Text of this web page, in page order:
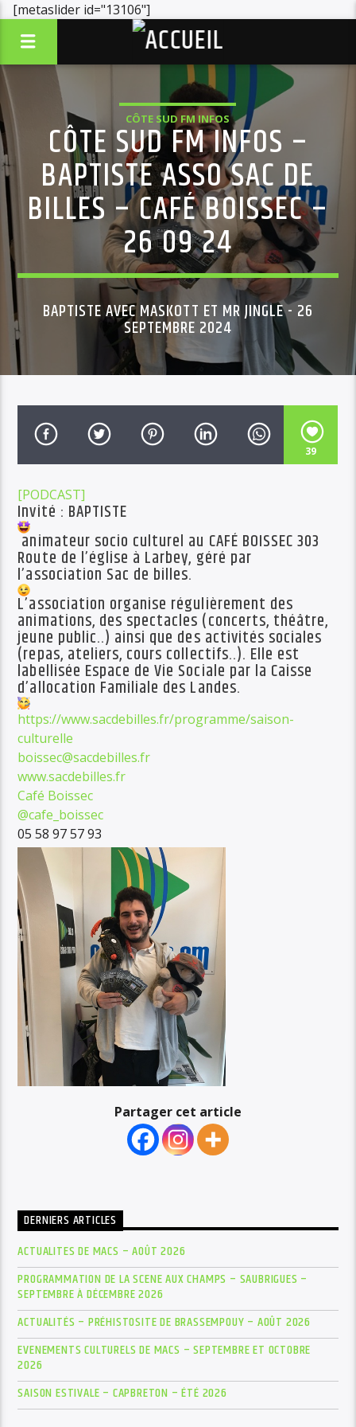
[metaslider id="13106"]
CÔTE SUD FM INFOS
CÔTE SUD FM INFOS –
BAPTISTE ASSO SAC DE
BILLES – CAFÉ BOISSEC –
26 09 24
BAPTISTE AVEC MASKOTT ET MR JINGLE - 26
SEPTEMBRE 2024
39
[PODCAST]
Invité : BAPTISTE
animateur socio culturel au CAFÉ BOISSEC 303
Route de l’église à Larbey, géré par
l’association Sac de billes.
L’association organise régulièrement des
animations, des spectacles (concerts, théâtre,
jeune public..) ainsi que des activités sociales
(repas, ateliers, cours collectifs..). Elle est
labellisée Espace de Vie Sociale par la Caisse
d’allocation Familiale des Landes.
https://www.sacdebilles.fr/programme/saison-
culturelle
boissec@sacdebilles.fr
www.sacdebilles.fr
Café Boissec
@cafe_boissec
05 58 97 57 93
Partager cet article
DERNIERS ARTICLES
ACTUALITES DE MACS – AOÛT 2026
PROGRAMMATION DE LA SCENE AUX CHAMPS – SAUBRIGUES –
SEPTEMBRE À DÉCEMBRE 2026
ACTUALITÉS – PRÉHISTOSITE DE BRASSEMPOUY – AOÛT 2026
EVENEMENTS CULTURELS DE MACS – SEPTEMBRE ET OCTOBRE
2026
SAISON ESTIVALE – CAPBRETON – ÉTÉ 2026